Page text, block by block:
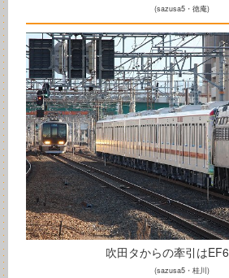
(sazusa5・徳庵)
吹田タからの牽引は
(sazusa5・桂川)